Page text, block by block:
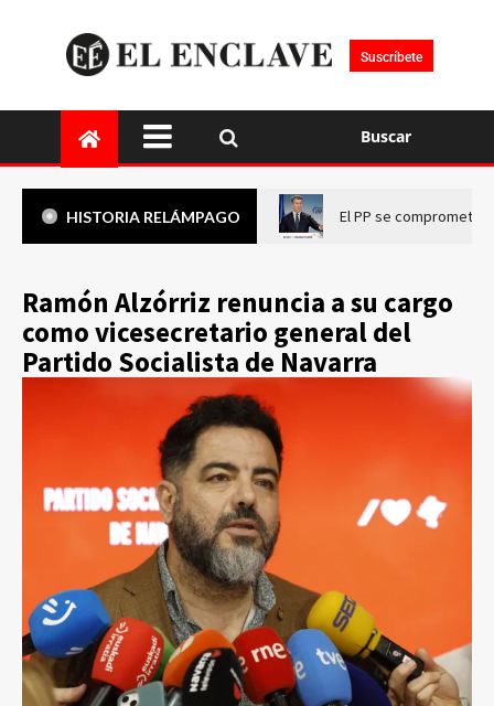
Suscríbete
Buscar
HISTORIA RELÁMPAGO El PP se compromete
Ramón Alzórriz renuncia a su cargo
como vicesecretario general del
Partido Socialista de Navarra